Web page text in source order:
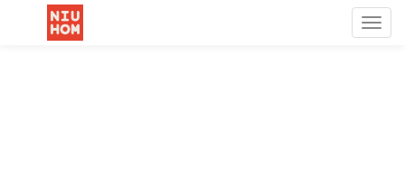
Menú
de